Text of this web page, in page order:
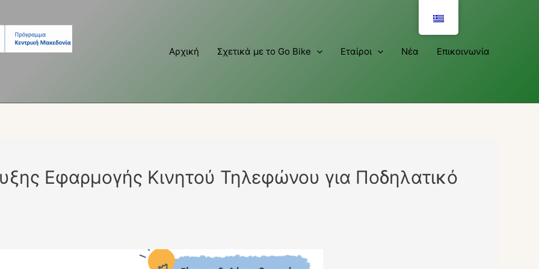
Αρχική Σχετικά με το Gο Bike Εταίροι Νέα Επικοινωνία
Εφαρμογής Κινητού Τηλεφώνου για Ποδηλατικό